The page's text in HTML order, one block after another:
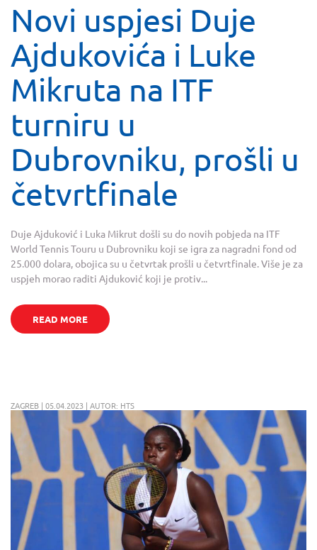
Novi uspjesi Duje
Ajdukovića i Luke
Mikruta na ITF
turniru u
Dubrovniku, prošli u
četvrtfinale
Duje Ajduković i Luka Mikrut došli su do novih pobjeda na ITF
World Tennis Touru u Dubrovniku koji se igra za nagradni fond od
25.000 dolara, obojica su u četvrtak prošli u četvrtfinale. Više je za
uspjeh morao raditi Ajduković koji je protiv...
READ MORE
ZAGREB | 05.04.2023 | AUTOR: HTS